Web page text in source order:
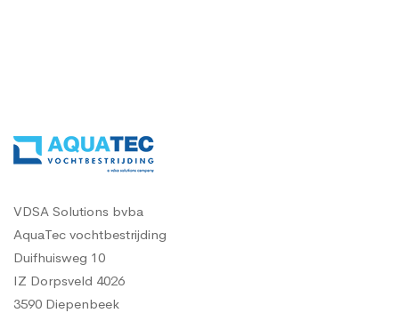
VDSA Solutions bvba
AquaTec vochtbestrijding
Duifhuisweg 10
IZ Dorpsveld 4026
3590 Diepenbeek